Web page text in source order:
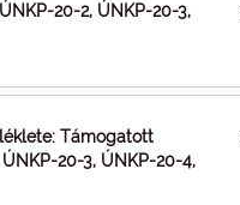
20-2, ÚNKP-20-3,
Támogatott
20-3, ÚNKP-20-4,